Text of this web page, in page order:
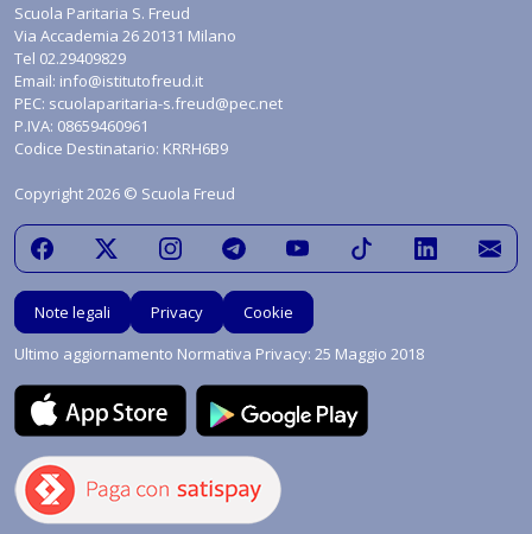
Scuola Paritaria S. Freud
Via Accademia 26 20131 Milano
Tel 02.29409829
Email: info@istitutofreud.it
PEC: scuolaparitaria-s.freud@pec.net
P.IVA: 08659460961
Codice Destinatario: KRRH6B9
Copyright 2026 © Scuola Freud
Note legali Privacy
Cookie
Ultimo aggiornamento Normativa Privacy: 25 Maggio 2018